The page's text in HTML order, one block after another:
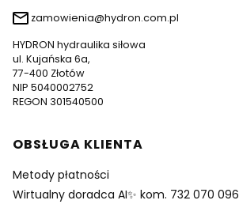
zamowienia@hydron.com.pl
HYDRON hydraulika siłowa
ul. Kujańska 6a,
77-400 Złotów
NIP 5040002752
REGON 301540500
Linki w stopce
OBSŁUGA KLIENTA
Metody płatności
Wirtualny doradca AI✨ kom. 732 070 096